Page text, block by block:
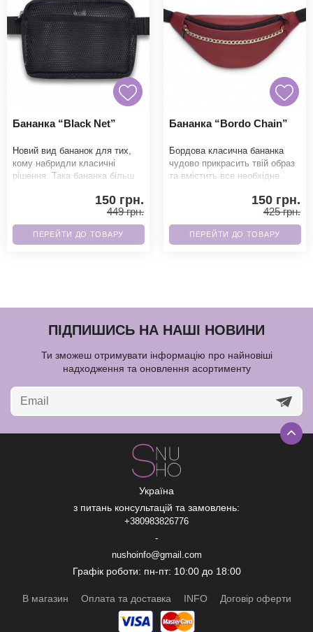
Бананка “Black Net”
Новий вид бананок для тих,
кому набридли класичні
рішення. Така бананка більш
звичайним форм-фа150 грн.
449 грн.
ПЕРЕЙТИ ДО ТОВАРУ
Бананка “Bordo Chain”
Бордова класична бананка
чудово прикрасить твій образ
та вмістить все необхідне.
150 грн.
425 грн.
ПЕРЕЙТИ ДО ТОВАРУ
ПІДПИШИСЬ НА НАШІ НОВИНИ
Ти зможеш отримувати інформацію про найновіші
надходження та оновлення асортименту
Україна
з питань консультацій та замовлень:
+380983826776
-
nushoinfo@gmail.com
Графік роботи: пн-пт: 10:00 до 18:00
В магазин Оплата та доставка INFO Договір оферти